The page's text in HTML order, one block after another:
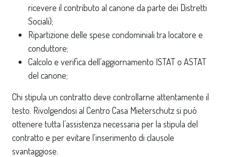
ricevere il contributo al canone da parte dei Distretti
Sociali);
Ripartizione delle spese condominiali tra locatore e
conduttore;
Calcolo e verifica dell’aggiornamento ISTAT o ASTAT
del canone;
Chi stipula un contratto deve controllarne attentamente il
testo. Rivolgendosi al Centro Casa Mieterschutz si può
ottenere tutta l’assistenza necessaria per la stipula del
contratto e per evitare l'inserimento di clausole
svantaggiose.